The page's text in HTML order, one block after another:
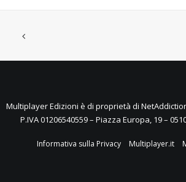
Multiplayer Edizioni è di proprietà di NetAddiction
P.IVA 01206540559 – Piazza Europa, 19 –
Informativa sulla Privacy Multiplayer.it